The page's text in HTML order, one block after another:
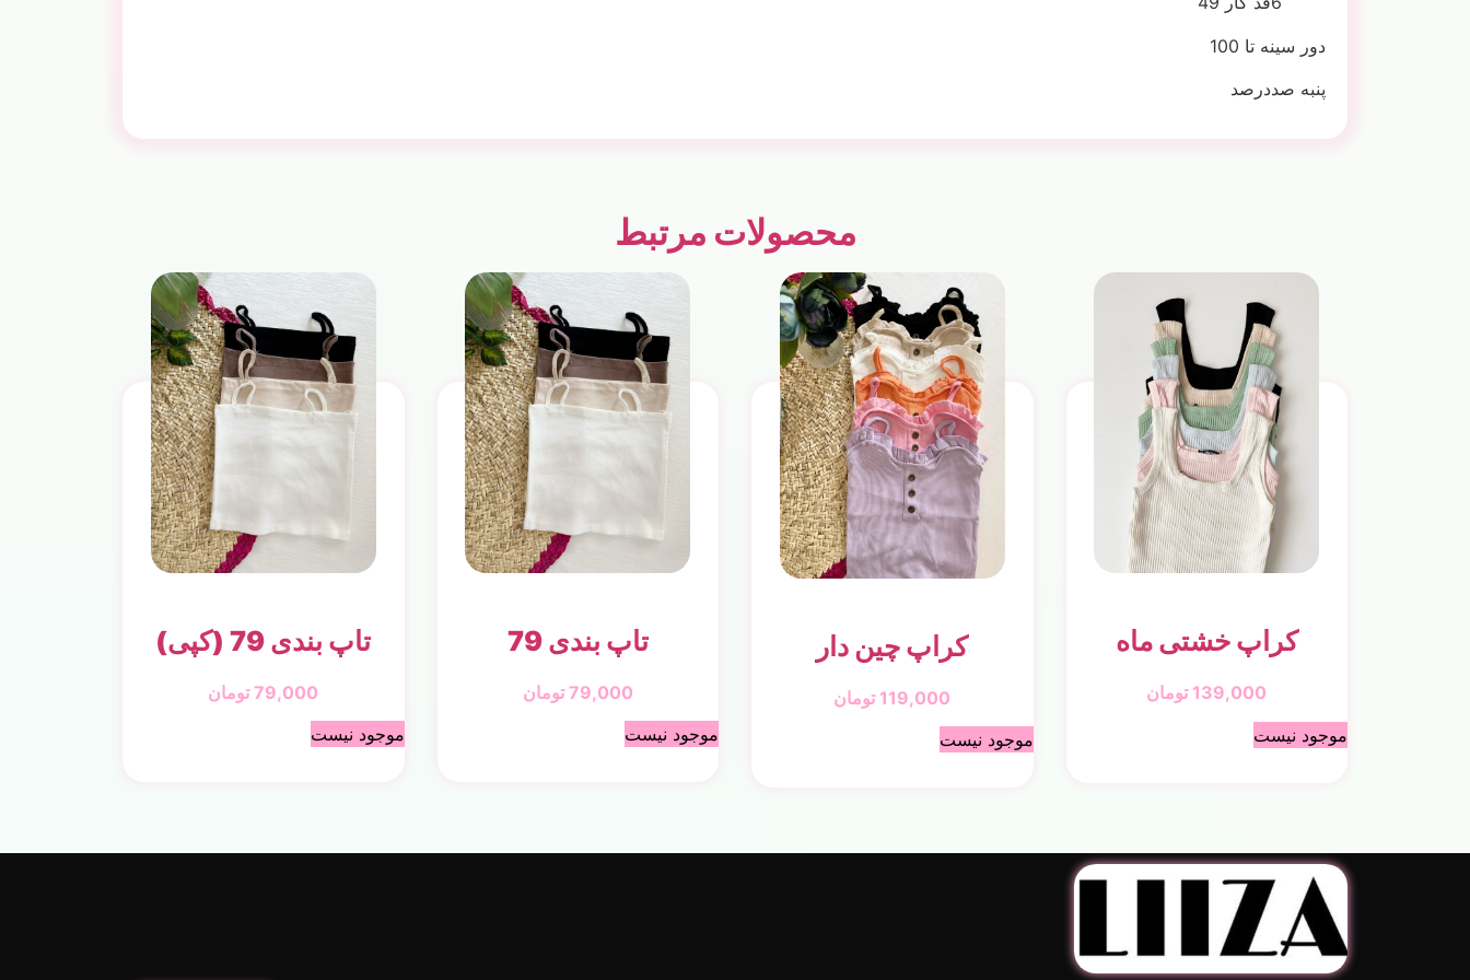
دور سینه تا 100
پنبه صددرصد
محصولات مرتبط
کراپ خشتی ماه
139,000 تومان
موجود نیست
کراپ چین دار
119,000 تومان
موجود نیست
تاپ بندی 79
79,000 تومان
موجود نیست
تاپ بندی 79 (کپی)
79,000 تومان
موجود نیست